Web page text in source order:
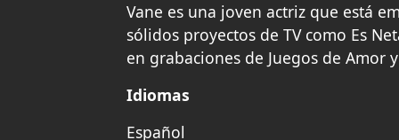
Vane es una joven actriz que está
sólidos proyectos de TV como Es
en grabaciones de Juegos de Amor
Idiomas
Español